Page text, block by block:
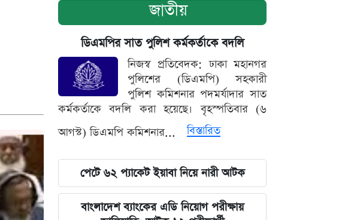
জাতীয়
ডিএমপির সাত পুলিশ কর্মকর্তাকে বদলি
নিজস্ব প্রতিবেদক: ঢাকা মহানগর
পুলিশের (ডিএমপি) সহকারী
পুলিশ কমিশনার পদমর্যাদার সাত
কর্মকর্তাকে বদলি করা হয়েছে। বৃহস্পতিবার (৬
আগস্ট) ডিএমপি কমিশনার...
বিস্তারিত
পেটে ৬২ প্যাকেট ইয়াবা নিয়ে নারী আটক
বাংলাদেশ ব্যাংকের এডি নিয়োগ পরীক্ষায়